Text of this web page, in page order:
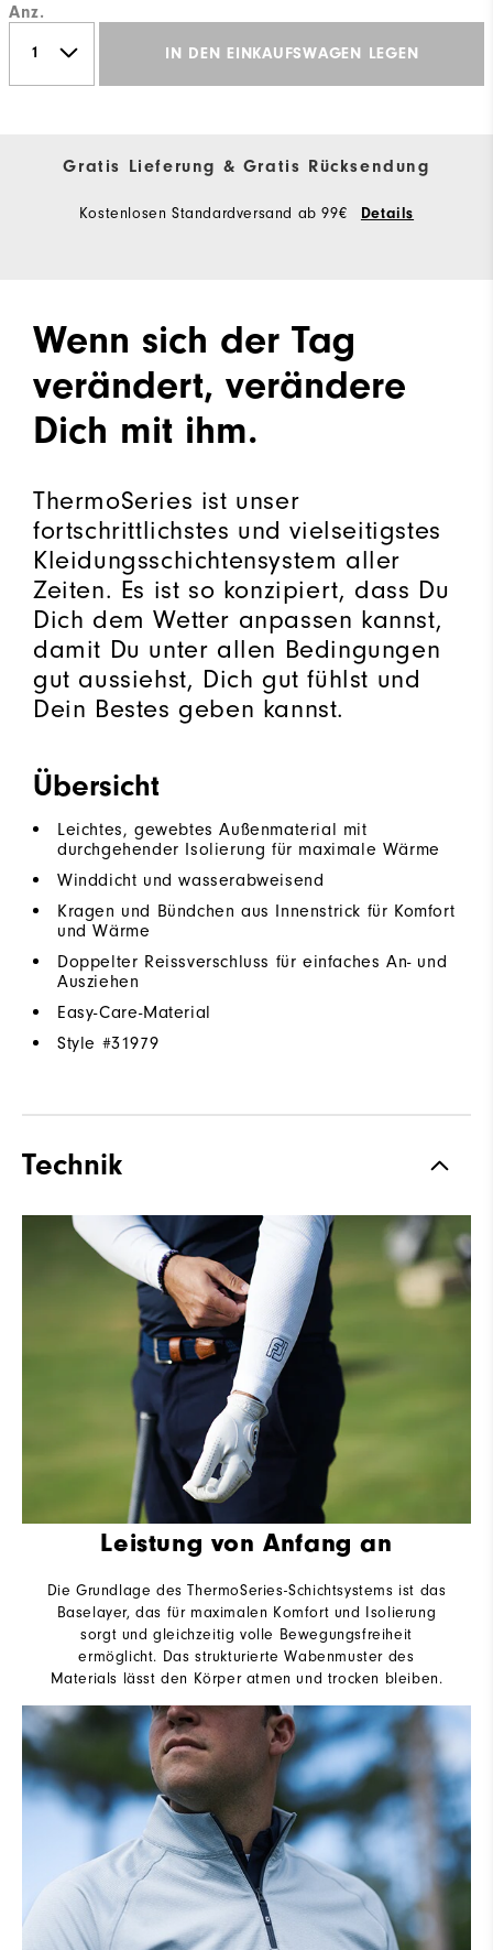
Anz.
IN DEN EINKAUFSWAGEN LEGEN
Gratis Lieferung & Gratis Rücksendung
Kostenlosen Standardversand ab 99€ Details
Wenn sich der Tag
verändert, verändere
Dich mit ihm.
ThermoSeries ist unser
fortschrittlichstes und vielseitigstes
Kleidungsschichtensystem aller
Zeiten. Es ist so konzipiert, dass Du
Dich dem Wetter anpassen kannst,
damit Du unter allen Bedingungen
gut aussiehst, Dich gut fühlst und
Dein Bestes geben kannst.
Übersicht
Leichtes, gewebtes Außenmaterial mit
durchgehender Isolierung für maximale Wärme
Winddicht und wasserabweisend
Kragen und Bündchen aus Innenstrick für Komfort
und Wärme
Doppelter Reissverschluss für einfaches An- und
Ausziehen
Easy-Care-Material
Style #31979
Technik
Leistung von Anfang an
Die Grundlage des ThermoSeries-Schichtsystems ist das
Baselayer, das für maximalen Komfort und Isolierung
sorgt und gleichzeitig volle Bewegungsfreiheit
ermöglicht. Das strukturierte Wabenmuster des
Materials lässt den Körper atmen und trocken bleiben.